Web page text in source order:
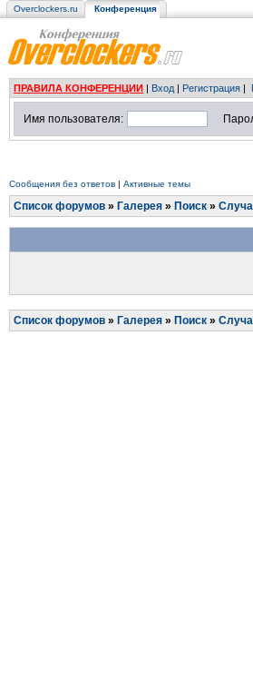
Overclockers.ru Конференция
ПРАВИЛА КОНФЕРЕНЦИИ | Вход | Регистрация |
Имя пользователя:
Сообщения без ответов | Активные темы
Список форумов » Галерея » Поиск »
Список форумов » Галерея » Поиск »